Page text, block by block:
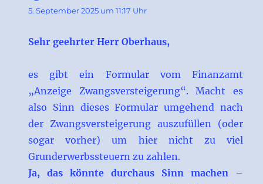
5. September 2025 um 11:17 Uhr
Sehr geehrter Herr Oberhaus,
es gibt ein Formular vom Finanzamt
„Anzeige Zwangsversteigerung“. Macht es
also Sinn dieses Formular umgehend nach
der Zwangsversteigerung auszufüllen (oder
sogar vorher) um hier nicht zu viel
Grunderwerbssteuern zu zahlen.
Ja, das könnte durchaus Sinn machen –